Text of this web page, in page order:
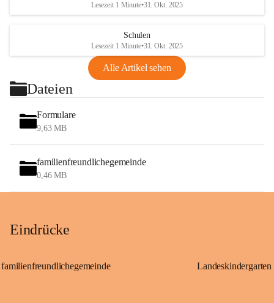
Lesezeit 1 Minute•31. Okt. 2025
Schulen
Lesezeit 1 Minute•31. Okt. 2025
Alle Artikel sehen
Dateien
Formulare
9,63 MB
familienfreundlichegemeinde
0,46 MB
Eindrücke
familienfreundlichegemeinde